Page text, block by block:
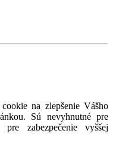
na zlepšenie Vášho
Sú nevyhnutné pre
zabezpečenie vyššej